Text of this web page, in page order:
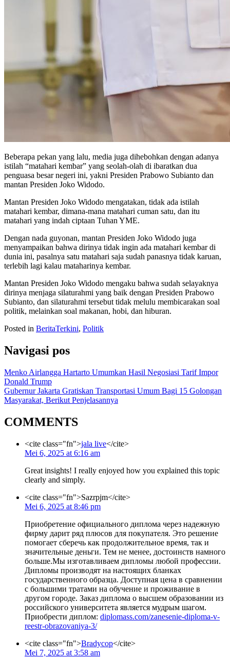
Beberapa pekan yang lalu, media juga dihebohkan dengan adanya
istilah “matahari kembar” yang seolah-olah di ibaratkan dua
penguasa besar negeri ini, yakni Presiden Prabowo Subianto dan
mantan Presiden Joko Widodo.
Mantan Presiden Joko Widodo mengatakan, tidak ada istilah
matahari kembar, dimana-mana matahari cuman satu, dan itu
matahari yang indah ciptaan Tuhan YME.
Dengan nada guyonan, mantan Presiden Joko Widodo juga
menyampaikan bahwa dirinya tidak ingin ada matahari kembar di
dunia ini, pasalnya satu matahari saja sudah panasnya tidak karuan,
terlebih lagi kalau mataharinya kembar.
Mantan Presiden Joko Widodo mengaku bahwa sudah selayaknya
dirinya menjaga silaturahmi yang baik dengan Presiden Prabowo
Subianto, dan silaturahmi tersebut tidak melulu membicarakan soal
politik, melainkan soal makanan, hobi, dan hiburan.
Posted in BeritaTerkini, Politik
Navigasi pos
Menko Airlangga Hartarto Umumkan Hasil Negosiasi Tarif Impor
Donald Trump
Gubernur Jakarta Gratiskan Transportasi Umum Bagi 15 Golongan
Masyarakat, Berikut Penjelasannya
COMMENTS
<cite class="fn">jala live</cite>
Mei 6, 2025 at 6:16 am
Great insights! I really enjoyed how you explained this topic
clearly and simply.
<cite class="fn">Sazrpjm</cite>
Mei 6, 2025 at 8:46 pm
Приобретение официального диплома через надежную
фирму дарит ряд плюсов для покупателя. Это решение
помогает сберечь как продолжительное время, так и
значительные деньги. Тем не менее, достоинств намного
больше.Мы изготавливаем дипломы любой профессии.
Дипломы производят на настоящих бланках
государственного образца. Доступная цена в сравнении
с большими тратами на обучение и проживание в
другом городе. Заказ диплома о высшем образовании из
российского университета является мудрым шагом.
Приобрести диплом: diplomass.com/zanesenie-diploma-v-
reestr-obrazovaniya-3/
<cite class="fn">Bradycop</cite>
Mei 7, 2025 at 3:58 am